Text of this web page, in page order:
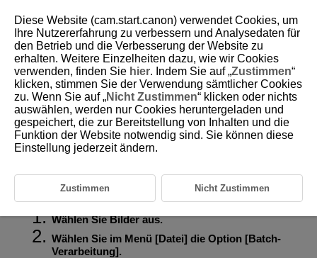
D233-058
Speichern als JPEG- oder TIFF-
Bilder
Sie haben die Möglichkeit, mehrere bearbeitete RAW-Bilder in einem
Batch-Verarbeitungsvorgang in das vielseitige JPEG- oder TIFF-Format
Wählen Sie Bilder aus.
Wählen Sie im Menü [Datei] die Option [Batch-
Verarbeitung].
Diese Website (cam.start.canon) verwendet Cookies, um
Ihre Nutzererfahrung zu verbessern und Analysedaten für
den Betrieb und die Verbesserung der Website zu
erhalten. Weitere Einzelheiten dazu, wie wir Cookies
verwenden, finden Sie hier. Indem Sie auf „Zustimmen“
klicken, stimmen Sie der Verwendung sämtlicher Cookies
zu. Wenn Sie auf „Nicht Zustimmen“ klicken oder nichts
auswählen, werden nur Cookies heruntergeladen und
gespeichert, die zur Bereitstellung von Inhalten und die
Funktion der Website notwendig sind. Sie können diese
Einstellung jederzeit ändern.
Zustimmen Nicht Zustimmen